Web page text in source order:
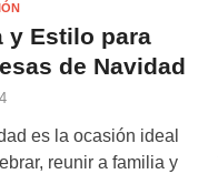
y Estilo para
de Navidad
es la ocasión ideal
reunir a familia y